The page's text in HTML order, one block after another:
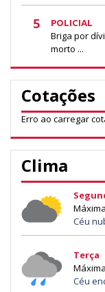
5 POLICIAL
Briga por
morto ...
Cotações
Erro ao carregar
Clima
Céu
Terça
Céu